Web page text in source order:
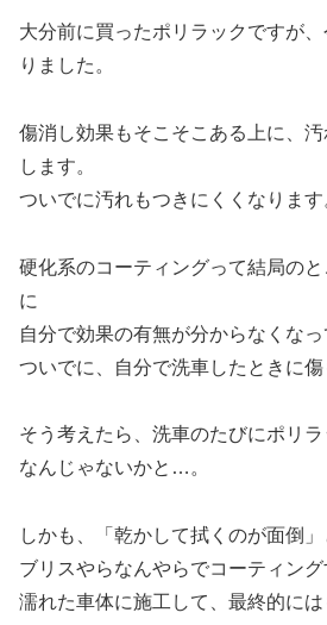
大分前に買ったポリラックですが
りました。
傷消し効果もそこそこある上に、
します。
ついでに汚れもつきにくくなります
硬化系のコーティングって結局の
に
自分で効果の有無が分からなくなっ
ついでに、自分で洗車したときに傷
そう考えたら、洗車のたびにポリ
なんじゃないかと…。
しかも、「乾かして拭くのが面倒
ブリスやらなんやらでコーティング
濡れた車体に施工して、最終的に